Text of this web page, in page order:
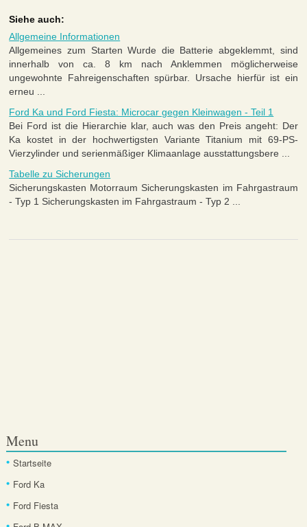
Siehe auch:
Allgemeine Informationen
Allgemeines zum Starten Wurde die Batterie abgeklemmt, sind
innerhalb von ca. 8 km nach Anklemmen möglicherweise
ungewohnte Fahreigenschaften spürbar. Ursache hierfür ist ein
erneu ...
Ford Ka und Ford Fiesta: Microcar gegen Kleinwagen - Teil 1
Bei Ford ist die Hierarchie klar, auch was den Preis angeht: Der
Ka kostet in der hochwertigsten Variante Titanium mit 69-PS-
Vierzylinder und serienmäßiger Klimaanlage ausstattungsbere ...
Tabelle zu Sicherungen
Sicherungskasten Motorraum Sicherungskasten im Fahrgastraum
- Typ 1 Sicherungskasten im Fahrgastraum - Typ 2 ...
Menu
Startseite
Ford Ka
Ford Fiesta